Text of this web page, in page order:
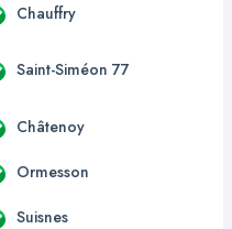
Chauffry
Saint-Siméon 77
Châtenoy
Ormesson
Suisnes